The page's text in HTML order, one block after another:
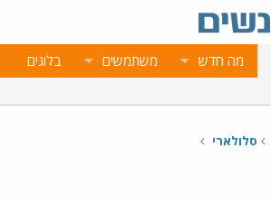
מה חדש משתמשים בלוגים
סלולארי